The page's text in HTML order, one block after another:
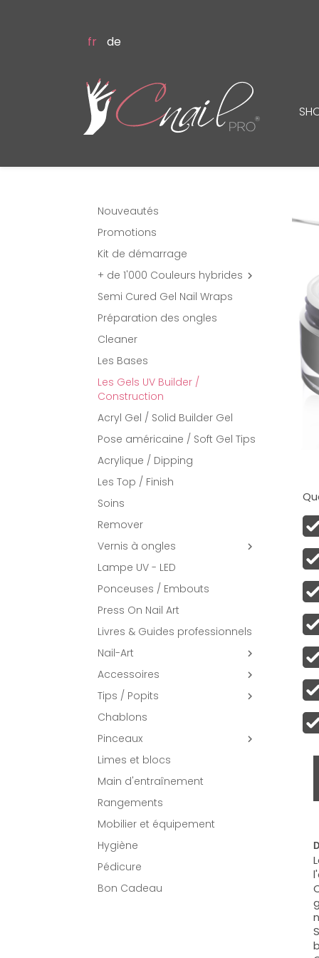
fr de
Nouveautés
Promotions
Kit de démarrage
+ de 1'000 Couleurs hybrides 
Semi Cured Gel Nail Wraps
Préparation des ongles
Cleaner
Les Bases
Les Gels UV Builder /
Construction
Acryl Gel / Solid Builder Gel
Pose américaine / Soft Gel Tips
Acrylique / Dipping
Les Top / Finish
Soins
Remover
Vernis à ongles

Lampe UV - LED
Ponceuses / Embouts
Press On Nail Art
Livres & Guides professionnels
Nail-Art

Accessoires 
Tips / Popits 
Chablons
Pinceaux

Limes et blocs
Main d'entraînement
Rangements
Mobilier et équipement
Hygiène
Pédicure
Bon Cadeau